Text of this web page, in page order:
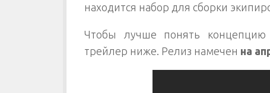
находится набор для сборки
Чтобы лучше понять концепцию
трейлер ниже. Релиз намечен на